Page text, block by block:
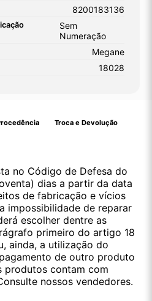
8200183136
Sem
Numeração
Megane
18028
Troca e Devolução
no Código de Defesa do
dias a partir da data
de fabricação e vícios
impossibilidade de reparar
escolher dentre as
primeiro do artigo 18
ainda, a utilização do
de outro produto
produtos contam com
nossos vendedores.